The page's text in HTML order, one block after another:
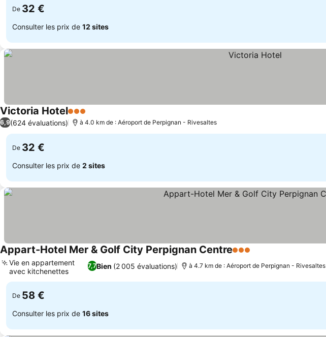
De 32 €
Consulter les prix de 12 sites
Victoria Hotel3 Étoiles
6,9(624 évaluations) à 4.0 km de : Aéroport de Perpignan - Rivesaltes
De 32 €
Consulter les prix de 2 sites
Appart-Hotel Mer & Golf City Perpignan Centre3 Étoiles
7,7Bien (2 005 évaluations)
Vie en appartement
avec kitchenettes
à 4.7 km de : Aéroport de Perpignan - Rivesaltes
De 58 €
Consulter les prix de 16 sites